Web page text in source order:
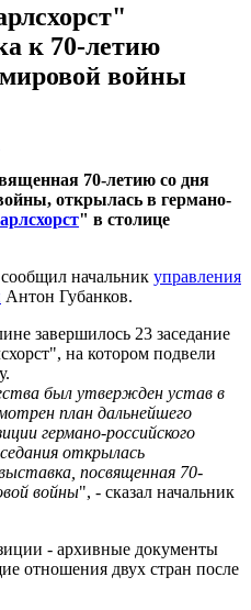
к 70-летию
войны
70-летию со дня
открылась в германо-
" в столице
начальник управления
Антон Губанков.
завершилось 23 заседание
на котором подвели
был утвержден устав в
план дальнейшего
германо-российского
открылась
посвященная 70-
войны", - сказал начальник
- архивные документы
отношения двух стран после